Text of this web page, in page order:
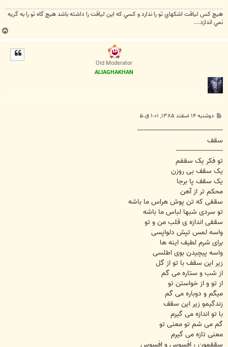
هيچ كس لياقت اشكهاي تو را ندارد و كسي كه اين لياقت را داشته باشد هيچ گاه تو را به گريه
نمي اندازد...
ب
ا
Old Moderator
ALIAGHAKHAN
پ
ت
دوشنبه ۱۴ اسفند ۱۳۸۵, ۱:۰۱ ق.ظ
------------------------------------------
سقف
-----------------------
تو فکر یک سقفم
یک سقف بی روزن
یک سقف پا برجا
محکم تر از آهن
سقفی که تن پوش هراس ما باشه
تو سردی شبها لباس ما باشه
سقفی اندازه ی قلب من و تو
واسه لمس تپش دلواپسی
برای شرم لطیف اینه ها
واسه پیچیدن بوی اطلسی
زیر این سقف با تو از گل
از شب و ستاره می گم
از تو و از خواستن تو
میگم و دوباره می گم
زندگیمو زیر این سقف
با تو اندازه می گیرم
گم می شم تو معنی تو
معنی تازه می گیرم
سقفمون ، افسوس و افسوس